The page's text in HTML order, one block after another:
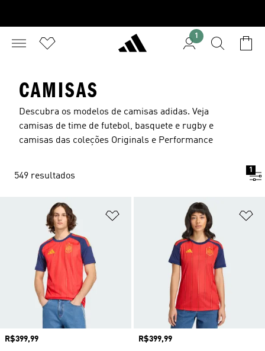
1
CAMISAS
Descubra os modelos de camisas adidas. Veja
camisas de time de futebol, basquete e rugby e
camisas das coleções Originals e Performance
549 resultados
1
Adicionar à Lista de Desejos
Preço
R$399,99
Preço
R$399,99